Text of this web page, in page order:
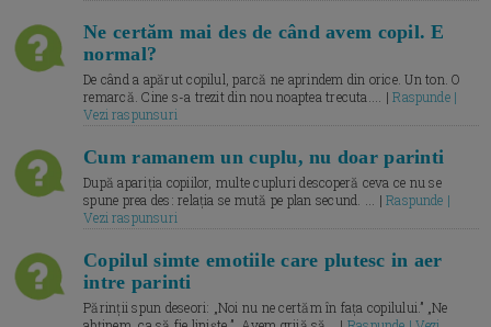
Ne certăm mai des de când avem copil. E
normal?
De când a apărut copilul, parcă ne aprindem din orice. Un ton. O
remarcă. Cine s-a trezit din nou noaptea trecuta.... |Raspunde |
Vezi raspunsuri
Cum ramanem un cuplu, nu doar parinti
După apariția copiilor, multe cupluri descoperă ceva ce nu se
spune prea des: relația se mută pe plan secund. ... |Raspunde |
Vezi raspunsuri
Copilul simte emotiile care plutesc in aer
intre parinti
Părinții spun deseori: „Noi nu ne certăm în fața copilului.” „Ne